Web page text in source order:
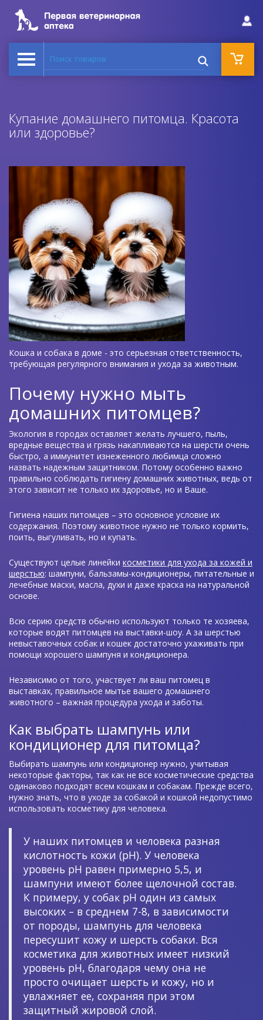
Поиск товаров
Купание домашнего питомца. Красота
или здоровье?
Кошка и собака в доме - это серьезная ответственность,
требующая регулярного внимания и ухода за животным.
Почему нужно мыть
домашних питомцев?
Экология в городах оставляет желать лучшего, пыль,
вредные вещества и грязь накапливаются на шерсти очень
быстро, а иммунитет изнеженного любимца сложно
назвать надежным защитником. Потому особенно важно
правильно соблюдать гигиену домашних животных, ведь от
этого зависит не только их здоровье, но и Ваше.
Гигиена наших питомцев – это основное условие их
содержания. Поэтому животное нужно не только кормить,
поить, выгуливать, но и купать.
Существуют целые линейки косметики для ухода за кожей и
шерстью: шампуни, бальзамы-кондиционеры, питательные и
лечебные маски, масла, духи и даже краска на натуральной
основе.
Всю серию средств обычно используют только те хозяева,
которые водят питомцев на выставки-шоу. А за шерстью
невыставочных собак и кошек достаточно ухаживать при
помощи хорошего шампуня и кондиционера.
Независимо от того, участвует ли ваш питомец в
выставках, правильное мытье вашего домашнего
животного – важная процедура ухода и заботы.
Как выбрать шампунь или
кондиционер для питомца?
Выбирать шампунь или кондиционер нужно, учитывая
некоторые факторы, так как не все косметические средства
одинаково подходят всем кошкам и собакам. Прежде всего,
нужно знать, что в уходе за собакой и кошкой недопустимо
использовать косметику для человека.
У наших питомцев и человека разная
кислотность кожи (pH). У человека
уровень pH равен примерно 5,5, и
шампуни имеют более щелочной состав.
К примеру, у собак pH один из самых
высоких – в среднем 7-8, в зависимости
от породы, шампунь для человека
пересушит кожу и шерсть собаки. Вся
косметика для животных имеет низкий
уровень pH, благодаря чему она не
просто очищает шерсть и кожу, но и
увлажняет ее, сохраняя при этом
защитный жировой слой.